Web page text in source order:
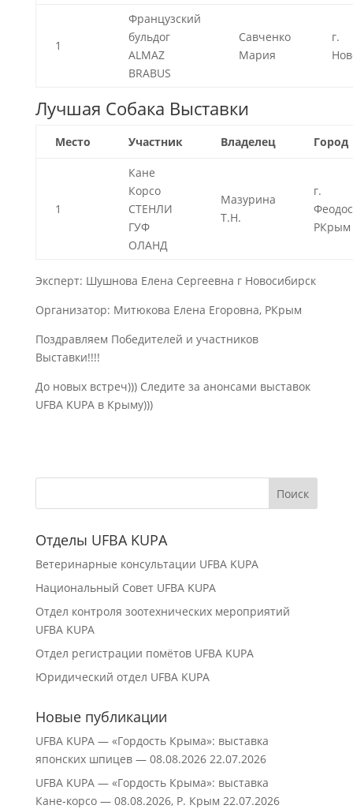
1
Французский
бульдог
ALMAZ
BRABUS
Савченко
Мария
г.
Лучшая Собака Выставки
Место Участник Владелец Город
1
Кане
Корсо
СТЕНЛИ
ГУФ
ОЛАНД
Мазурина
Т.Н.
г.
РКрым
Эксперт: Шушнова Елена Сергеевна г Новосибирск
Организатор: Митюкова Елена Егоровна, РКрым
Поздравляем Победителей и участников
Выставки!!!!
До новых встреч))) Следите за анонсами выставок
UFBA KUPA в Крыму)))
Отделы UFBA KUPA
Ветеринарные консультации UFBA KUPA
Национальный Совет UFBA KUPA
Отдел контроля зоотехнических мероприятий
UFBA KUPA
Отдел регистрации помётов UFBA KUPA
Юридический отдел UFBA KUPA
Новые публикации
UFBA KUPA — «Гордость Крыма»: выставка
японских шпицев — 08.08.2026 22.07.2026
UFBA KUPA — «Гордость Крыма»: выставка
Кане‑корсо — 08.08.2026, Р. Крым 22.07.2026